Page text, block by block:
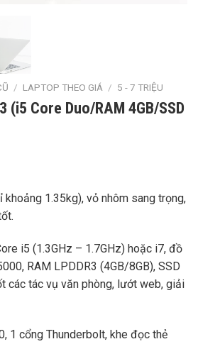
/ LAPTOP THEO GIÁ / 5 - 7 TRIỆU
(i5 Core Duo/RAM 4GB/SSD
khoảng 1.35kg), vỏ nhôm sang trọng,
i5 (1.3GHz – 1.7GHz) hoặc i7, đồ
RAM LPDDR3 (4GB/8GB), SSD
các tác vụ văn phòng, lướt web, giải
1 cổng Thunderbolt, khe đọc thẻ